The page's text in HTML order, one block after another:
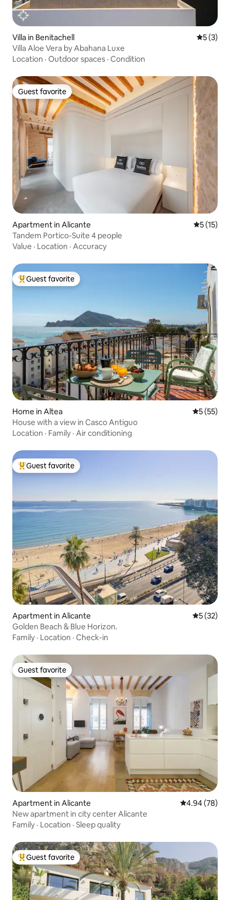
Villa in Benitachell 5 out of
5 (3)
Villa Aloe Vera by Abahana Luxe
Location · Outdoor spaces · Condition
Guest favorite
Guest favorite
Apartment in Alicante 5 out of 5
5 (15)
Tandem Portico-Suite 4 people
Value · Location · Accuracy
Top guest favorite
Guest favorite
Home in Altea 5 out of 5
5 (55)
House with a view in Casco Antiguo
Location · Family · Air conditioning
Top guest favorite
Guest favorite
Apartment in Alicante 5 out of 5
5 (32)
Golden Beach & Blue Horizon.
Family · Location · Check-in
Guest favorite
Guest favorite
Apartment in Alicante 4.94 out of 5
4.94 (78)
New apartment in city center Alicante
Family · Location · Sleep quality
Top guest favorite
Guest favorite